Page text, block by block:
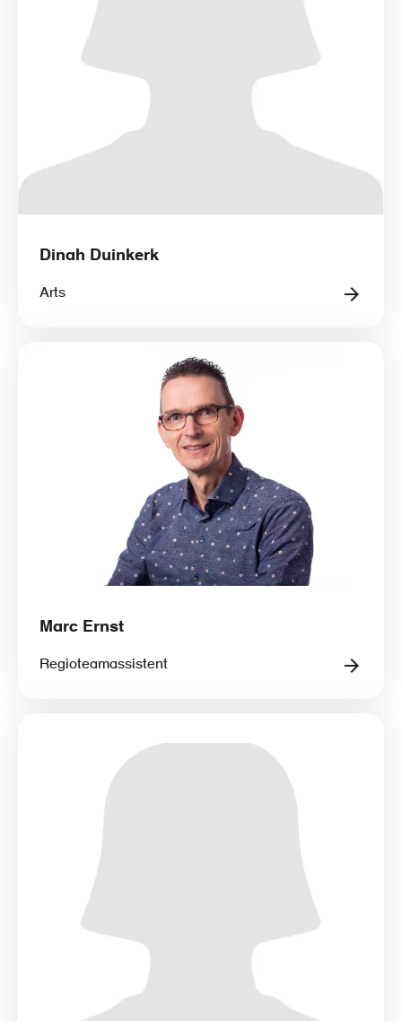
Dinah Duinkerk
Arts
Marc Ernst
Regioteamassistent